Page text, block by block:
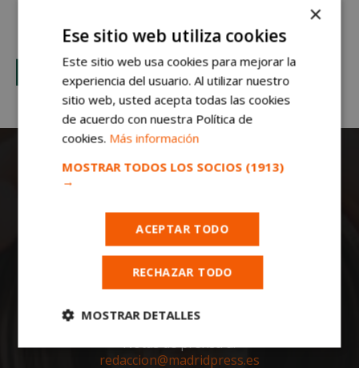
Todas las noticias de Móstoles en
mostoleshoy.com. Mantente informado de
toda la actualidad, noticias, eventos, ocio y
deportes de tu ciudad. ¡Síguenos!
Notas de prensa a:
redaccion@madridpress.es
×
Ese sitio web utiliza cookies
Este sitio web usa cookies para mejorar la
experiencia del usuario. Al utilizar nuestro
sitio web, usted acepta todas las cookies
de acuerdo con nuestra Política de
cookies. Más información
MOSTRAR TODOS LOS SOCIOS (1913)
→
ACEPTAR TODO
RECHAZAR TODO
MOSTRAR DETALLES
Cookies
estrictamente
Cookies de
rendimiento